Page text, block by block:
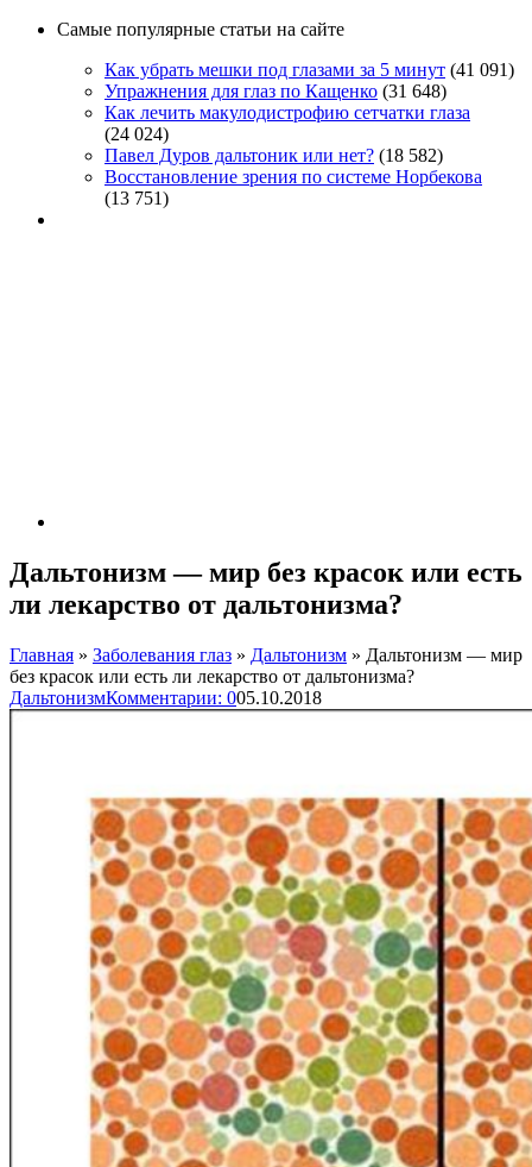
Самые популярные статьи на сайте
Как убрать мешки под глазами за 5 минут (41 091)
Упражнения для глаз по Кащенко (31 648)
Как лечить макулодистрофию сетчатки глаза
(24 024)
Павел Дуров дальтоник или нет? (18 582)
Восстановление зрения по системе Норбекова
(13 751)
Дальтонизм — мир без красок или есть
ли лекарство от дальтонизма?
Главная » Заболевания глаз » Дальтонизм » Дальтонизм — мир
без красок или есть ли лекарство от дальтонизма?
ДальтонизмКомментарии: 005.10.2018